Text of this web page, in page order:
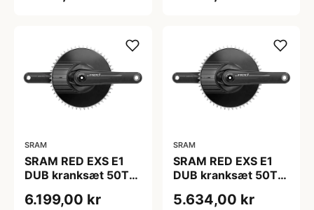
SRAM
SRAM RED EXS E1
DUB kranksæt 50T
6.199,00 kr
SRAM
SRAM RED EXS E1
DUB kranksæt 50T
5.634,00 kr